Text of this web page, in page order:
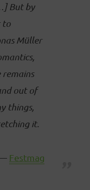
But by
to
Müller
remains
out of
things,
it.
Festmag